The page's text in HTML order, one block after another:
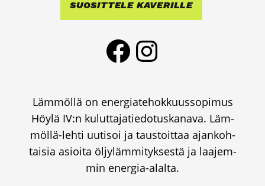
SUO­SIT­TE­LE KAVE­RIL­LE
Face­bookIns­ta­gram
Läm­möl­lä on ener­gia­te­hok­kuus­so­pi­mus
Höy­lä IV:n kulut­ta­ja­tie­do­tus­ka­na­va. Läm­
möl­lä-leh­ti uuti­soi ja taus­toit­taa ajan­koh­
tai­sia asioi­ta öljy­läm­mi­tyk­ses­tä ja laa­jem­
min ener­gia-alal­ta.